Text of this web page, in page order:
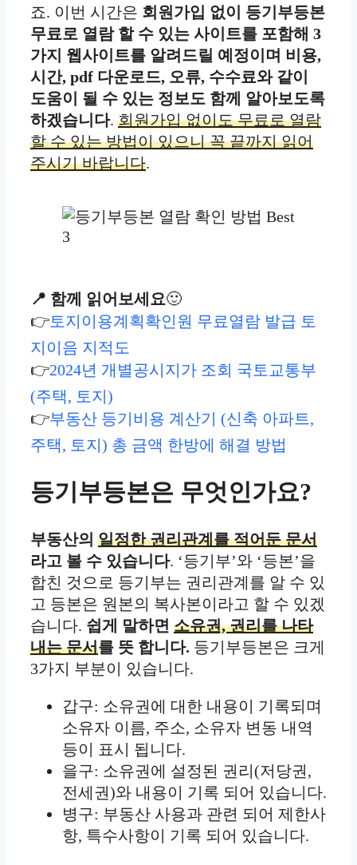
죠. 이번 시간은 회원가입 없이 등기부등본
무료로 열람 할 수 있는 사이트를 포함해 3
가지 웹사이트를 알려드릴 예정이며 비용,
시간, pdf 다운로드, 오류, 수수료와 같이
도움이 될 수 있는 정보도 함께 알아보도록
하겠습니다. 회원가입 없이도 무료로 열람
할 수 있는 방법이 있으니 꼭 끝까지 읽어
주시기 바랍니다.
📍 함께 읽어보세요🙂
👉토지이용계획확인원 무료열람 발급 토
지이음 지적도
👉2024년 개별공시지가 조회 국토교통부
(주택, 토지)
👉부동산 등기비용 계산기 (신축 아파트,
주택, 토지) 총 금액 한방에 해결 방법
등기부등본은 무엇인가요?
부동산의 일정한 권리관계를 적어둔 문서
라고 볼 수 있습니다. ‘등기부’와 ‘등본’을
합친 것으로 등기부는 권리관계를 알 수 있
고 등본은 원본의 복사본이라고 할 수 있겠
습니다. 쉽게 말하면 소유권, 권리를 나타
내는 문서를 뜻 합니다. 등기부등본은 크게
3가지 부분이 있습니다.
갑구: 소유권에 대한 내용이 기록되며
소유자 이름, 주소, 소유자 변동 내역
등이 표시 됩니다.
을구: 소유권에 설정된 권리(저당권,
전세권)와 내용이 기록 되어 있습니다.
병구: 부동산 사용과 관련 되어 제한사
항, 특수사항이 기록 되어 있습니다.